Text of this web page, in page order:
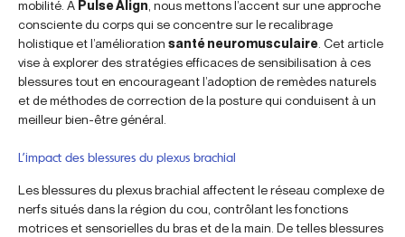
mobilité. À Pulse Align , nous mettons l’accent sur une approche
consciente du corps qui se concentre sur le recalibrage
holistique et l’amélioration santé neuromusculaire . Cet article
vise à explorer des stratégies efficaces de sensibilisation à ces
blessures tout en encourageant l’adoption de remèdes naturels
et de méthodes de correction de la posture qui conduisent à un
meilleur bien-être général.
L’impact des blessures du plexus brachial
Les blessures du plexus brachial affectent le réseau complexe de
nerfs situés dans la région du cou, contrôlant les fonctions
motrices et sensorielles du bras et de la main. De telles blessures